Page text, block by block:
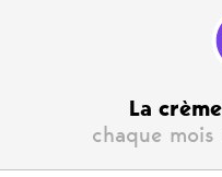
La
chaque